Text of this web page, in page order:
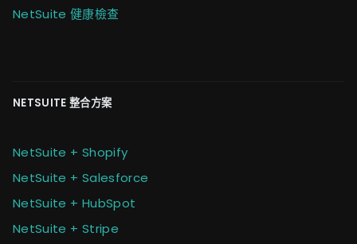
NetSuite 健康檢查
NETSUITE 整合方案
NetSuite + Shopify
NetSuite + Salesforce
NetSuite + HubSpot
NetSuite + Stripe